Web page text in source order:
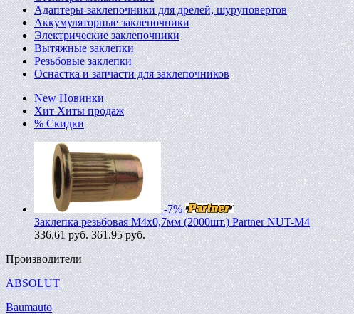
Адаптеры-заклепочники для дрелей, шуруповертов
Аккумуляторные заклепочники
Электрические заклепочники
Вытяжные заклепки
Резьбовые заклепки
Оснастка и запчасти для заклепочников
New Новинки
Хит Хиты продаж
% Скидки
-7%
Заклепка резьбовая M4х0,7мм (2000шт.) Partner NUT-M4
336.61руб. 361.95 руб.
Производители
ABSOLUT
Baumauto